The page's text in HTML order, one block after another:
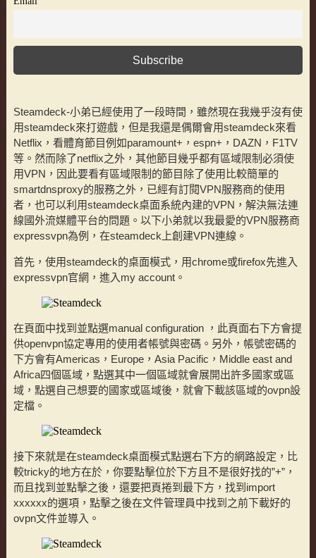
Steamdeck-小弟已經使用了一段時間，雖然現在我幾乎沒有使
用steamdeck來打遊戲，但是我還是偶爾會用steamdeck來看
Netflix，看體育節目例如paramount+，espn+，DAZN，F1TV
等。然而除了netflix之外，其他節目幾乎都有區域限制必須使
用VPN，因此要看有區域限制的節目除了使用比較簡單的
smartdnsproxy的服務之外，已經有訂閱VPN服務商的使用
者，也可以利用steamdeck桌面系統內建的VPN，解決無法連
線國外流媒體平台的問題。以下小弟就以我最愛的VPN服務商
expressvpn為例，在steamdeck上創建VPN連線。
首先，使用steamdeck的桌面模式，用chrome或firefox先進入
expressvpn官網，進入my account。
在頁面中找到並點選manual configuration ，此頁面右下方會提
供openvpn協定專用的使用者帳號與密碼。另外，帳號密碼的
下方會有Americas，Europe，Asia Pacific，Middle east and
Africa四個區域，點選其中一個區域就會展開出許多國家或區
域，點選自己想要的國家或區域後，就會下載該區域的ovpn設
定檔。
接下來就是在steamdeck桌面模式點選右下方的網路設定，比
較tricky的地方在於，你要點擊位於下方且不是很好找的”+”，
而且找到並點擊之後，還要把頁捲到最下方，找到import
xxxxxx的選項，點擊之後在文件管理員中找到之前下載好的
ovpn文件並導入。